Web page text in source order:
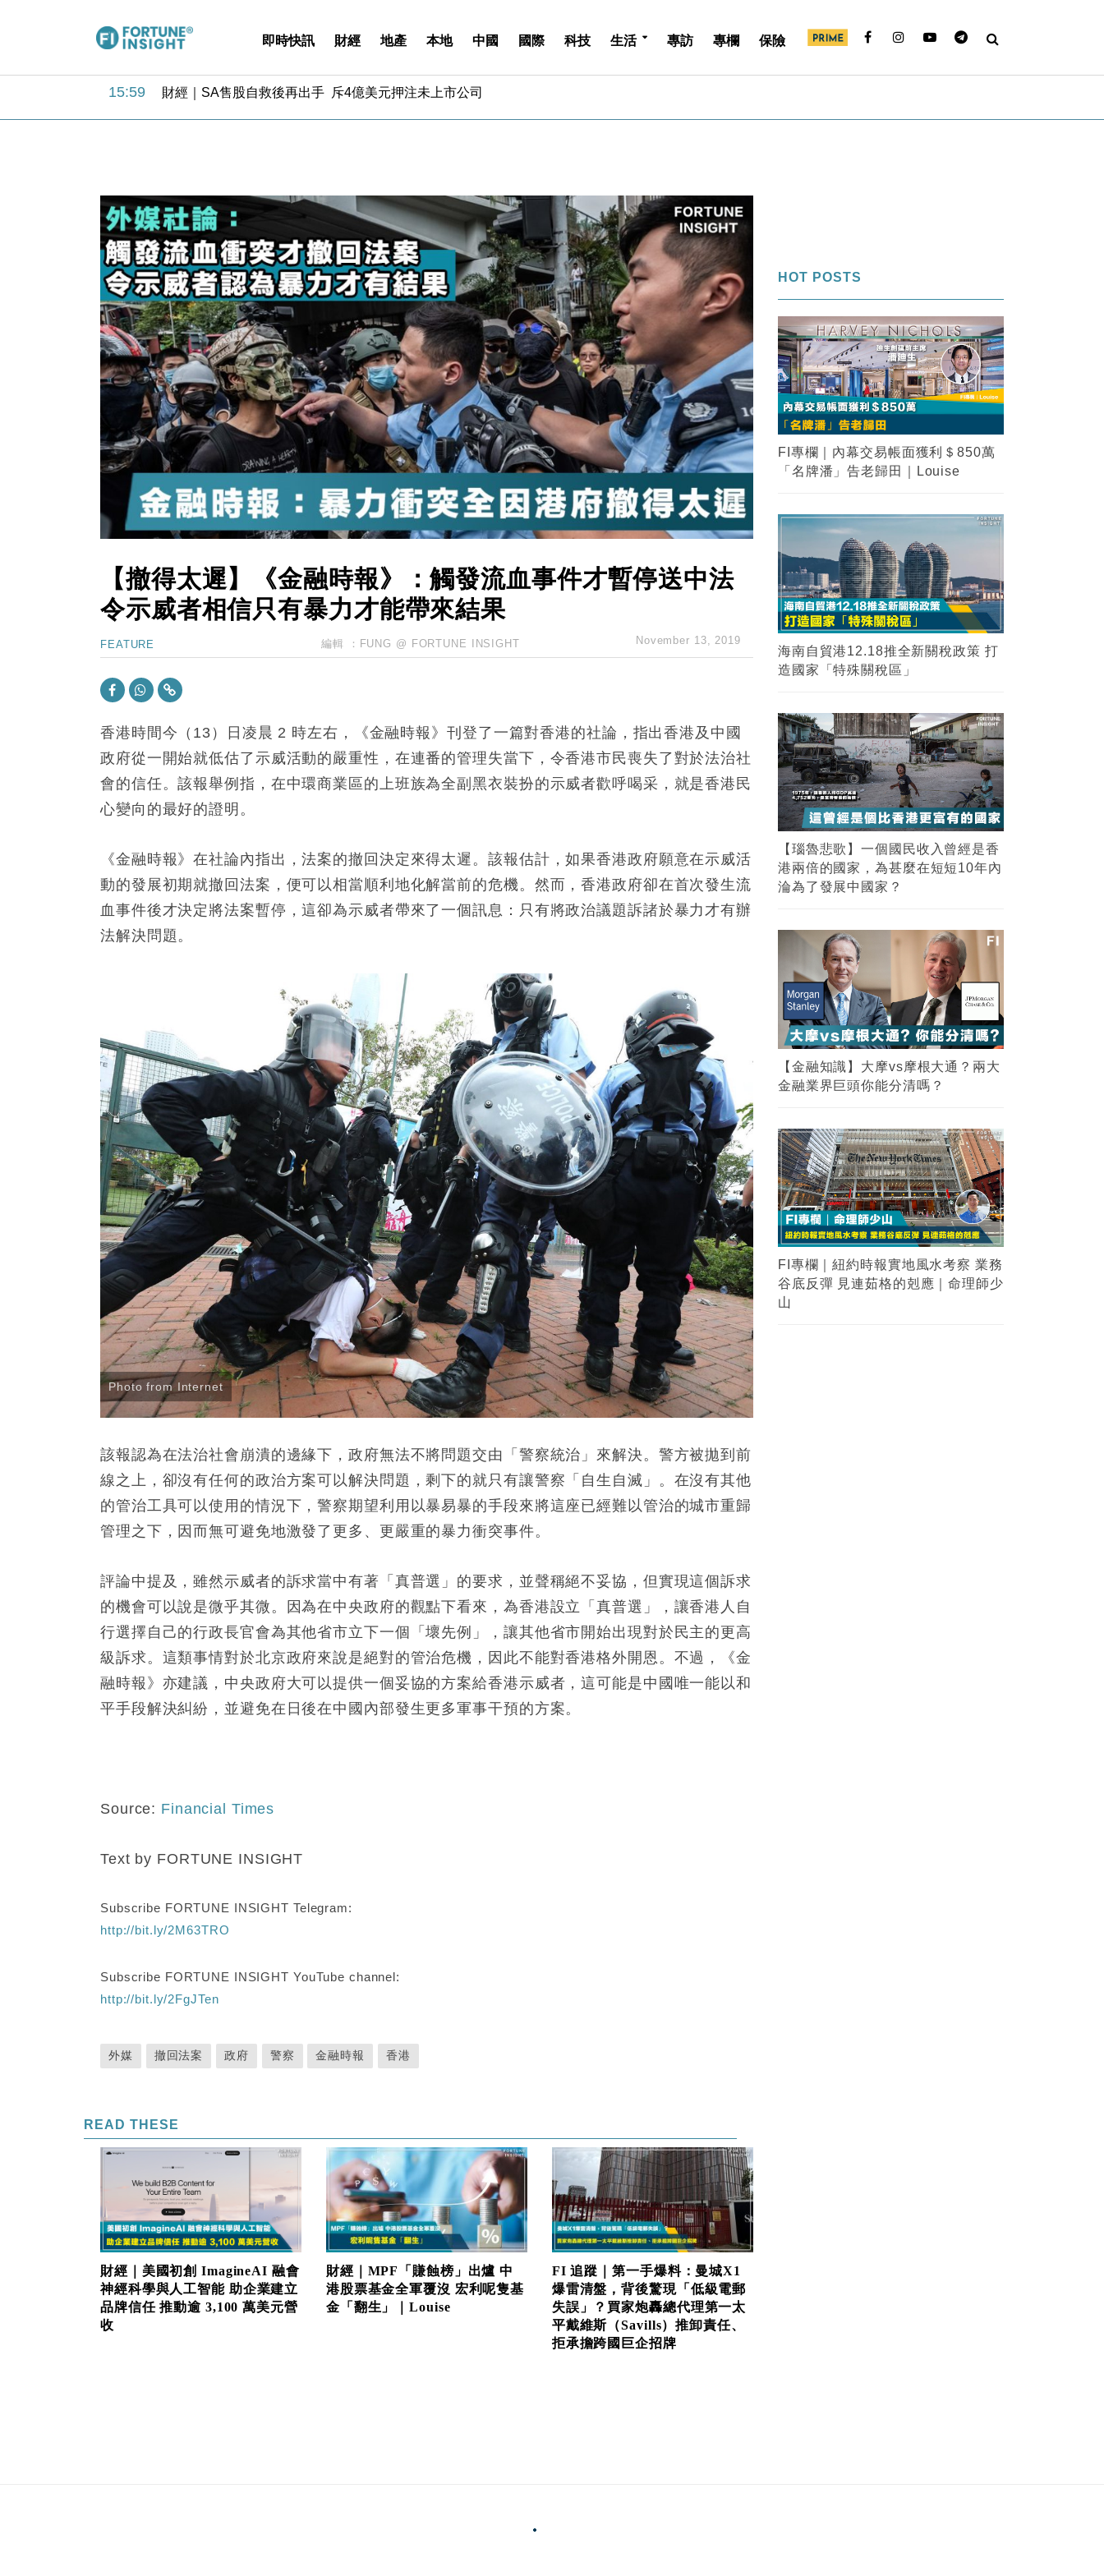
即時快訊 財經 地產 本地 中國 國際 科技 生活 專訪 專欄 保險
15:59 財經｜SA售股自救後再出手 斥4億美元押注未上市公司
10:57 財經｜美商務部擬擴大金屬關稅範圍 14類產品或加徵25%
18:15 本地｜新世界K11 9月升級會員制度 增鉑金卡級別鎖定高消費客群
17:40 財經｜本港6月零售額連升14個月 珠寶鐘錶銷售升勢最強
16:33 財經｜滙控重啟最多10億美元回購 派息比率目標維持50%
15:59 財經｜SA售股自救後再出手 斥4億美元押注未上市公司
11:30 財經｜精星香港夥菜鳥拓全球智慧倉儲市場 加快海外市場落地
14:50 地產｜大酒店中期轉賺2300萬元 斥21億翻新香港及東京半島
13:12 國際｜特朗普赴洛杉磯高球場活動前 男子攜槍彈被捕
12:30 財經｜香港7月PMI回落至51 企業擴張放慢兼縮減人手
11:40 財經｜黑石傳再籌逾360億美元 支援Anthropic租用Google晶片
10:57 財經｜美商務部擬擴大金屬關稅範圍 14類產品或加徵25%
18:15 本地｜新世界K11 9月升級會員制度 增鉑金卡級別鎖定高消費客群
17:40 財經｜本港6月零售額連升14個月 珠寶鐘錶銷售升勢最強
16:33 財經｜滙控重啟最多10億美元回購 派息比率目標維持50%
【撤得太遲】《金融時報》：觸發流血事件才暫停送中法
令示威者相信只有暴力才能帶來結果
FEATURE 編輯 ： FUNG @ FORTUNE INSIGHT November 13, 2019
香港時間今（13）日凌晨 2 時左右，《金融時報》刊登了一篇對香港的社論，指出香港及中國
政府從一開始就低估了示威活動的嚴重性，在連番的管理失當下，令香港市民喪失了對於法治社
會的信任。該報舉例指，在中環商業區的上班族為全副黑衣裝扮的示威者歡呼喝采，就是香港民
心變向的最好的證明。
《金融時報》在社論內指出，法案的撤回決定來得太遲。該報估計，如果香港政府願意在示威活
動的發展初期就撤回法案，便可以相當順利地化解當前的危機。然而，香港政府卻在首次發生流
血事件後才決定將法案暫停，這卻為示威者帶來了一個訊息：只有將政治議題訴諸於暴力才有辦
法解決問題。
Photo from Internet
該報認為在法治社會崩潰的邊緣下，政府無法不將問題交由「警察統治」來解決。警方被拋到前
線之上，卻沒有任何的政治方案可以解決問題，剩下的就只有讓警察「自生自滅」。在沒有其他
的管治工具可以使用的情況下，警察期望利用以暴易暴的手段來將這座已經難以管治的城市重歸
管理之下，因而無可避免地激發了更多、更嚴重的暴力衝突事件。
評論中提及，雖然示威者的訴求當中有著「真普選」的要求，並聲稱絕不妥協，但實現這個訴求
的機會可以說是微乎其微。因為在中央政府的觀點下看來，為香港設立「真普選」，讓香港人自
行選擇自己的行政長官會為其他省市立下一個「壞先例」，讓其他省市開始出現對於民主的更高
級訴求。這類事情對於北京政府來說是絕對的管治危機，因此不能對香港格外開恩。不過，《金
融時報》亦建議，中央政府大可以提供一個妥協的方案給香港示威者，這可能是中國唯一能以和
平手段解決糾紛，並避免在日後在中國內部發生更多軍事干預的方案。
Source: Financial Times
Text by FORTUNE INSIGHT
Subscribe FORTUNE INSIGHT Telegram:
http://bit.ly/2M63TRO
Subscribe FORTUNE INSIGHT YouTube channel:
http://bit.ly/2FgJTen
外媒 撤回法案 政府 警察 金融時報 香港
READ THESE
財經｜美國初創 ImagineAI 融會
神經科學與人工智能 助企業建立
品牌信任 推動逾 3,100 萬美元營
收
財經｜MPF「賺蝕榜」出爐 中
港股票基金全軍覆沒 宏利呢隻基
金「翻生」｜Louise
FI 追蹤｜第一手爆料：曼城X1
爆雷清盤，背後驚現「低級電郵
失誤」？買家炮轟總代理第一太
平戴維斯（Savills）推卸責任、
拒承擔跨國巨企招牌
HOT POSTS
FI專欄｜內幕交易帳面獲利＄850萬
「名牌潘」告老歸田｜Louise
海南自貿港12.18推全新關稅政策 打
造國家「特殊關稅區」
【瑙魯悲歌】一個國民收入曾經是香
港兩倍的國家，為甚麼在短短10年內
淪為了發展中國家？
【金融知識】大摩vs摩根大通？兩大
金融業界巨頭你能分清嗎？
FI專欄｜紐約時報實地風水考察 業務
谷底反彈 見連茹格的剋應｜命理師少
山